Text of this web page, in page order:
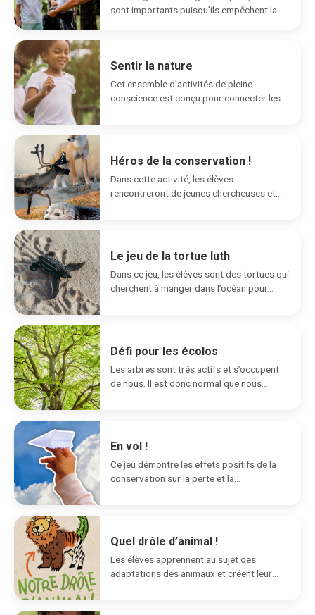
sont importants puisqu’ils empêchent la
Sentir la nature
Cet ensemble d’activités de pleine
conscience est conçu pour connecter les
Héros de la conservation !
Dans cette activité, les élèves
rencontreront de jeunes chercheuses et
Le jeu de la tortue luth
Dans ce jeu, les élèves sont des tortues qui
cherchent à manger dans l’océan pour...
Défi pour les écolos
Les arbres sont très actifs et s’occupent
de nous. Il est donc normal que nous...
En vol !
Ce jeu démontre les effets positifs de la
conservation sur la perte et la
Quel drôle d’animal !
Les élèves apprennent au sujet des
adaptations des animaux et créent leur